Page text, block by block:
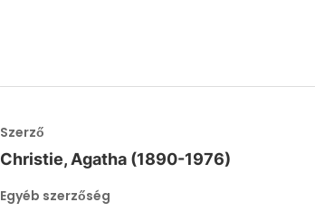
Szerző
Christie, Agatha (1890-1976)
Egyéb szerzőség